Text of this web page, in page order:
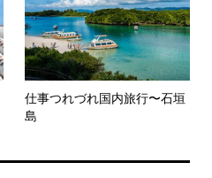
仕事つれづれ国内旅行〜石垣
島